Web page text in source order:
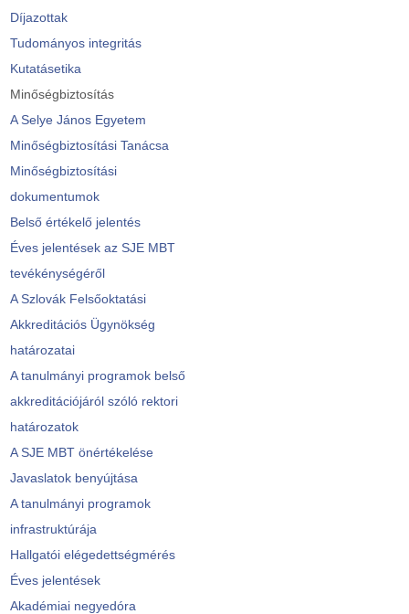
Díjazottak
Tudományos integritás
Kutatásetika
Minőségbiztosítás
A Selye János Egyetem
Minőségbiztosítási Tanácsa
Minőségbiztosítási
dokumentumok
Belső értékelő jelentés
Éves jelentések az SJE MBT
tevékénységéről
A Szlovák Felsőoktatási
Akkreditációs Ügynökség
határozatai
A tanulmányi programok belső
akkreditációjáról szóló rektori
határozatok
A SJE MBT önértékelése
Javaslatok benyújtása
A tanulmányi programok
infrastruktúrája
Hallgatói elégedettségmérés
Éves jelentések
Akadémiai negyedóra